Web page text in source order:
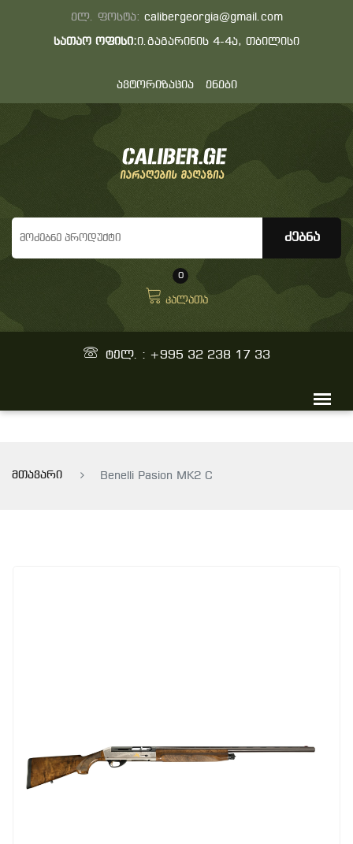
ელ. ფოსტა: calibergeorgia@gmail.com
სათაო ოფისი:ი.გაგარინის 4-4ა, თბილისი
ავტორიზაცია ენები
0
კალათა
ტელ. : +995 32 238 17 33
მთავარი Benelli Pasion MK2 C